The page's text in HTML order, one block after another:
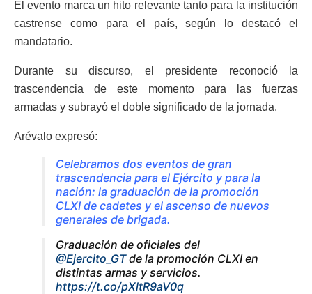
El evento marca un hito relevante tanto para la institución
castrense como para el país, según lo destacó el
mandatario.
Durante su discurso, el presidente reconoció la
trascendencia de este momento para las fuerzas
armadas y subrayó el doble significado de la jornada.
Arévalo expresó:
Celebramos dos eventos de gran
trascendencia para el Ejército y para la
nación: la graduación de la promoción
CLXI de cadetes y el ascenso de nuevos
generales de brigada.
Graduación de oficiales del
@Ejercito_GTde la promoción CLXI en
distintas armas y servicios.
https://t.co/pXltR9aV0q